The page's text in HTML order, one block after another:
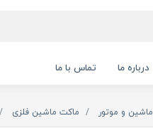
درباره ما تماس با ما
ماشین و موتور ماکت ماشین فلزی